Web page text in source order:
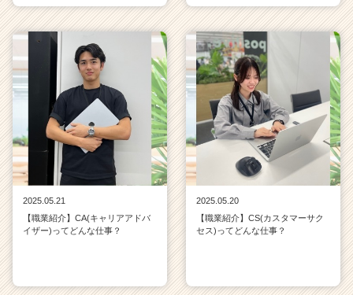
2025.05.21
【職業紹介】CA(キャリアアドバ
イザー)ってどんな仕事？
2025.05.20
【職業紹介】CS(カスタマーサク
セス)ってどんな仕事？